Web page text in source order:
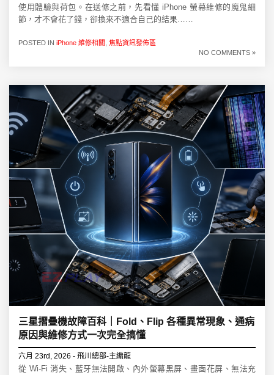
使用體驗與荷包。在送修之前，先看懂 iPhone 螢幕維修的魔鬼細
節，才不會花了錢，卻換來不適合自己的結果……
POSTED IN iPhone 維修相關 焦點資訊發佈區
NO COMMENTS »
三星摺疊機故障百科｜Fold、Flip 各種異常現象、通病
原因與維修方式一次完全搞懂
六月 23rd, 2026 - 飛川總部-主編龍
從 Wi-Fi 消失、藍牙無法開啟、內外螢幕黑屏、畫面花屏、無法充